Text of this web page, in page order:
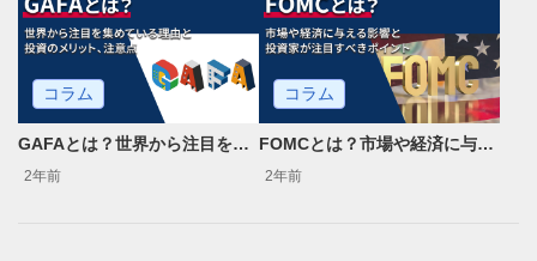
コラム
GAFAとは？世界から注目を集めている理由と投資のメリット、注意点
2年前
コラム
FOMCとは？市場や経済に与える影響と投資家が注目すべきポイント
2年前